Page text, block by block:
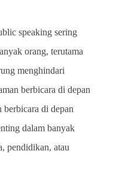
speaking sering
orang, terutama
menghindari
berbicara di depan
di depan
dalam banyak
pendidikan, atau